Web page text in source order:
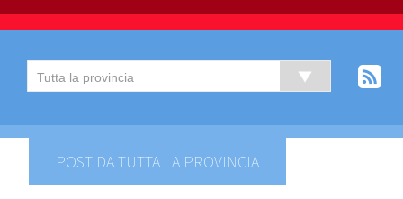
POST DA TUTTA LA PROVINCIA